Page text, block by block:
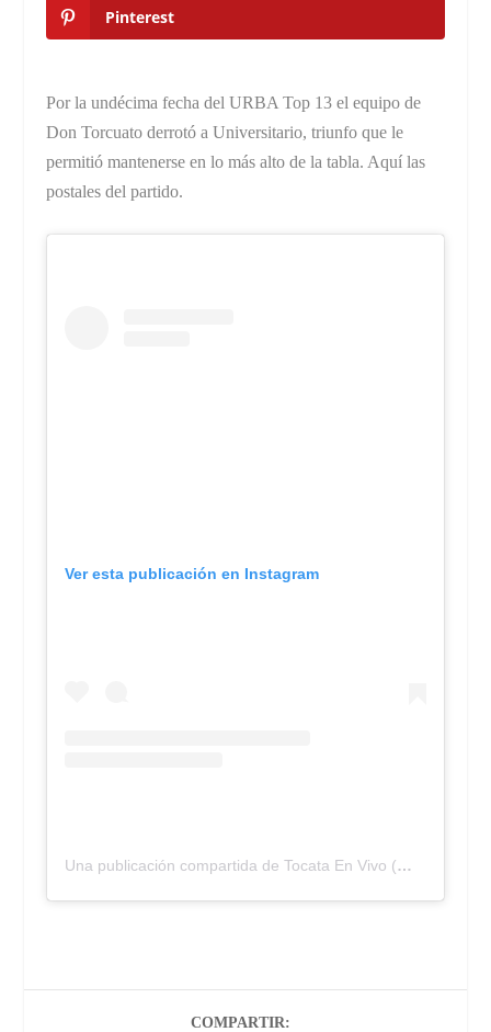
Pinterest
Por la undécima fecha del URBA Top 13 el equipo de
Don Torcuato derrotó a Universitario, triunfo que le
permitió mantenerse en lo más alto de la tabla. Aquí las
postales del partido.
Ver esta publicación en Instagram
Una publicación compartida de Tocata En Vivo (@tocatalaprevia)
COMPARTIR: